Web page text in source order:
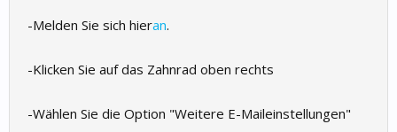
-Melden Sie sich hieran.
-Klicken Sie auf das Zahnrad oben rechts
-Wählen Sie die Option "Weitere E-Maileinstellungen"